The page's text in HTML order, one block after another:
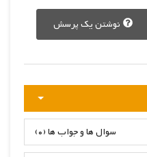
نوشتن یک پرسش
سوال ها و جواب ها (0)